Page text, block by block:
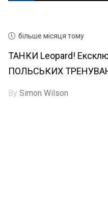
більше місяця тому
ТАНКИ Leopard!
ПОЛЬСЬКИХ
BySimon Wilson